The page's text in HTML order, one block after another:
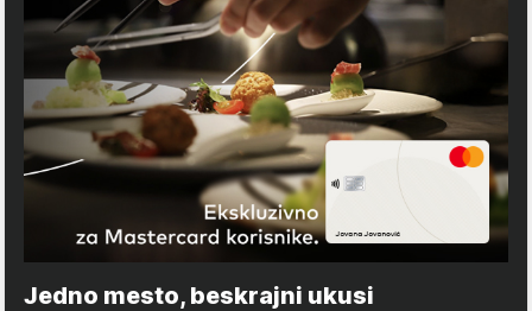
Jedno mesto, beskrajni ukusi